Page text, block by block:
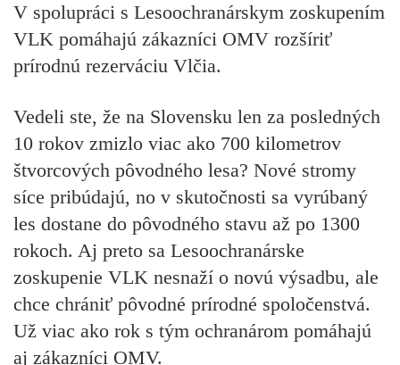
V spolupráci s Lesoochranárskym zoskupením
VLK pomáhajú zákazníci OMV rozšíriť
prírodnú rezerváciu Vlčia.
Vedeli ste, že na Slovensku len za posledných
10 rokov zmizlo viac ako 700 kilometrov
štvorcových pôvodného lesa? Nové stromy
síce pribúdajú, no v skutočnosti sa vyrúbaný
les dostane do pôvodného stavu až po 1300
rokoch. Aj preto sa Lesoochranárske
zoskupenie VLK nesnaží o novú výsadbu, ale
chce chrániť pôvodné prírodné spoločenstvá.
Už viac ako rok s tým ochranárom pomáhajú
aj zákazníci OMV.